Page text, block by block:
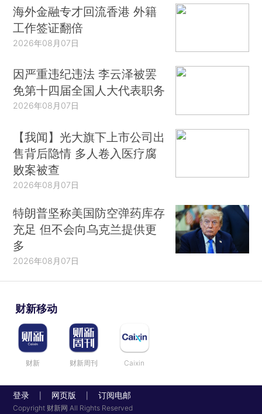
海外金融专才回流香港 外籍
工作签证翻倍
2026年08月07日
因严重违纪违法 李云泽被罢
免第十四届全国人大代表职务
2026年08月07日
【我闻】光大旗下上市公司出
售背后隐情 多人卷入医疗腐
败案被查
2026年08月07日
特朗普坚称美国防空弹药库存
充足 但不会向乌克兰提供更
多
2026年08月07日
财新移动
财新 财新周刊 Caixin
登录 网页版 订阅电邮
Copyright 财新网 All Rights Reserved